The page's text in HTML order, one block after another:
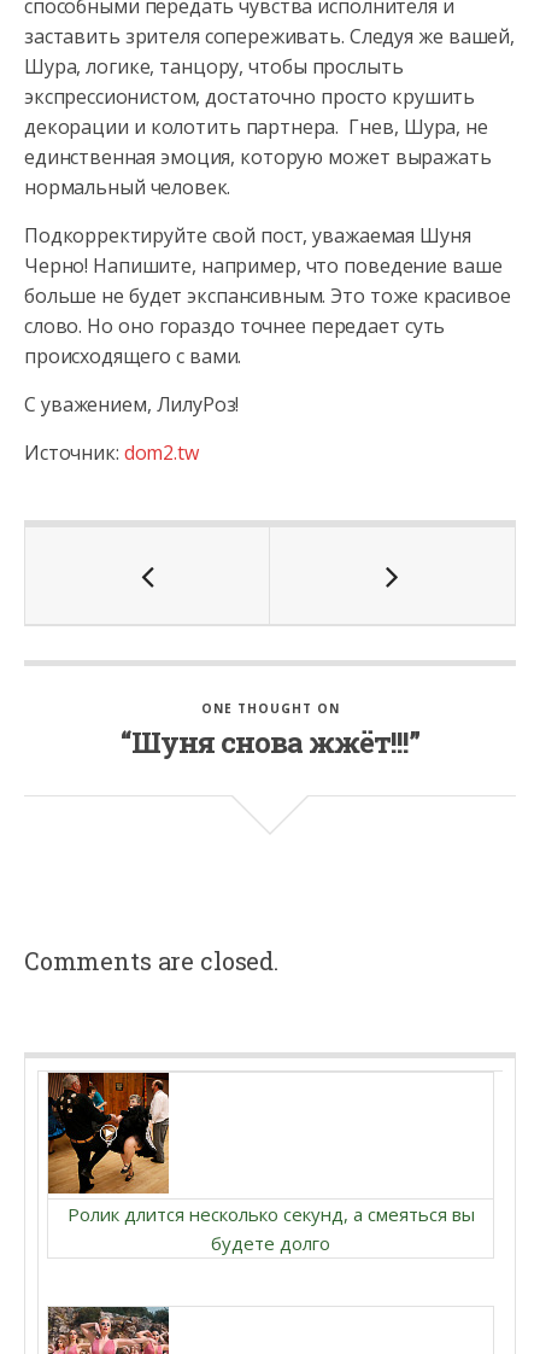
способными передать чувства исполнителя и
заставить зрителя сопереживать. Следуя же вашей,
Шура, логике, танцору, чтобы прослыть
экспрессионистом, достаточно просто крушить
декорации и колотить партнера. Гнев, Шура, не
единственная эмоция, которую может выражать
нормальный человек.
Подкорректируйте свой пост, уважаемая Шуня
Черно! Напишите, например, что поведение ваше
больше не будет экспансивным. Это тоже красивое
слово. Но оно гораздо точнее передает суть
происходящего с вами.
С уважением, ЛилуРоз!
Источник: dom2.tw
ONE THOUGHT ON
“Шуня снова жжёт!!!”
Comments are closed.
Ролик длится несколько секунд, а смеяться вы
будете долго